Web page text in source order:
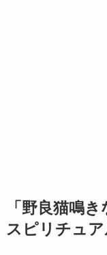
「野良猫鳴
スピリチュ